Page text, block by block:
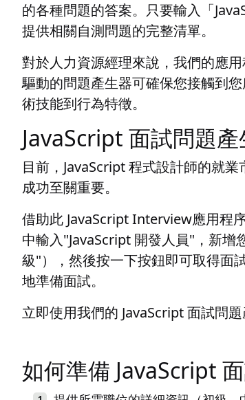
的各種問題的答案。只要輸入「
提供相關自測問題的完整清單。
對於人力資源經理來說，我們的應
驅動的問題產生器可確保您接觸到
術技能到行為特徵。
JavaScript 面試問題
目前，JavaScript 程式設計師的就
成功至關重要。
借助此 JavaScript Interview應用程
中輸入"JavaScript 開發人員"，新
級"），然後按一下按鈕即可取得面
地準備面試。
立即使用我們的 JavaScript 面試問
如何準備 JavaScript